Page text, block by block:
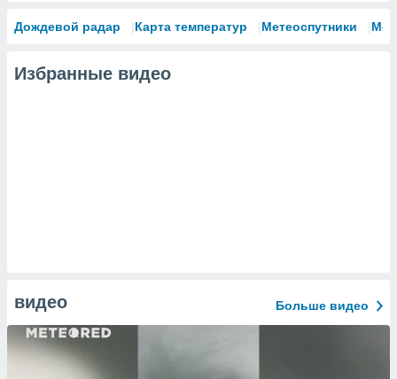
Дождевой радар Карта температур Метеоспутники
Избранные видео
видео Больше видео